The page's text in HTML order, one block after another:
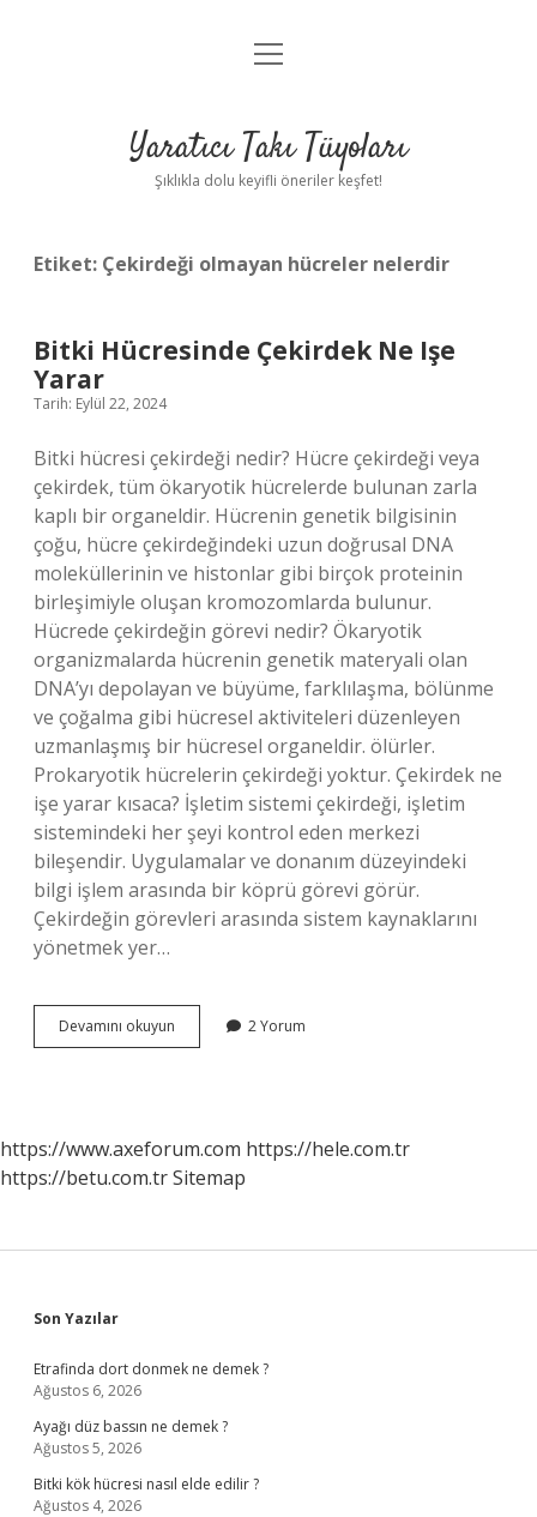
Anasayfa
Yasal Uyarı
menüyü
Yaratıcı Takı Tüyoları
Şıklıkla dolu keyifli öneriler keşfet!
Etiket: Çekirdeği olmayan hücreler nelerdir
Bitki Hücresinde Çekirdek Ne Işe
Yarar
Tarih: Eylül 22, 2024
Bitki hücresi çekirdeği nedir? Hücre çekirdeği veya
çekirdek, tüm ökaryotik hücrelerde bulunan zarla
kaplı bir organeldir. Hücrenin genetik bilgisinin
çoğu, hücre çekirdeğindeki uzun doğrusal DNA
moleküllerinin ve histonlar gibi birçok proteinin
birleşimiyle oluşan kromozomlarda bulunur.
Hücrede çekirdeğin görevi nedir? Ökaryotik
organizmalarda hücrenin genetik materyali olan
DNA’yı depolayan ve büyüme, farklılaşma, bölünme
ve çoğalma gibi hücresel aktiviteleri düzenleyen
uzmanlaşmış bir hücresel organeldir. ölürler.
Prokaryotik hücrelerin çekirdeği yoktur. Çekirdek ne
işe yarar kısaca? İşletim sistemi çekirdeği, işletim
sistemindeki her şeyi kontrol eden merkezi
bileşendir. Uygulamalar ve donanım düzeyindeki
bilgi işlem arasında bir köprü görevi görür.
Çekirdeğin görevleri arasında sistem kaynaklarını
yönetmek yer…
Devamını okuyun
Hücresinde
2 Yorum
https://www.axeforum.com https://hele.com.tr
https://betu.com.trSitemap
Sidebar
Son Yazılar
Etrafinda dort donmek ne demek ?
Ağustos 6, 2026
Ayağı düz bassın ne demek ?
Ağustos 5, 2026
Bitki kök hücresi nasıl elde edilir ?
Ağustos 4, 2026